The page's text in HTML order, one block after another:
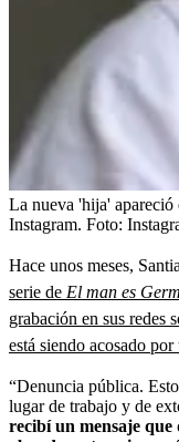
La nueva 'hija' apareció
Instagram. Foto:
Hace unos meses,
serie de El man es
grabación en sus redes
está siendo acosado
“Denuncia pública.
lugar de trabajo y de
recibí un mensaje que